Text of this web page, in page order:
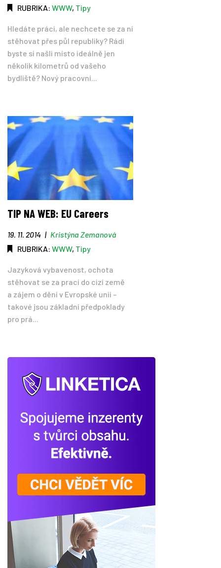
RUBRIKA: WWW, Tipy
Hledáte práci, ale nechcete se za ní
stěhovat přes půl republiky? Rádi
byste si našli místo ideálně jen
několik kilometrů od vašeho
bydliště? Nový pracovní...
TIP NA WEB: EU Careers
19. 11. 2014 | Kristýna Zemanová
RUBRIKA: WWW, Tipy
Jazyková vybavenost, ochota
stěhovat se za prací do cizí země
a zájem o dění v Evropské unii –
takové jsou základní předpoklady
pro prá...